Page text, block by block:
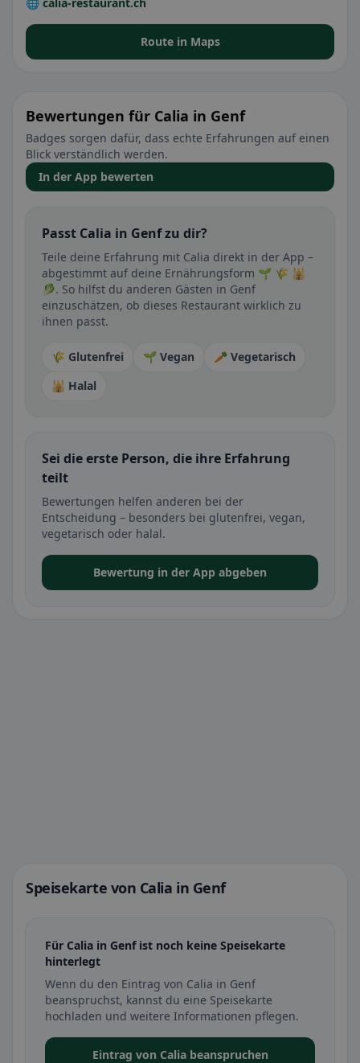
Route in Maps
Bewertungen für Calia in Genf
Badges sorgen dafür, dass echte Erfahrungen auf einen
Blick verständlich werden.
In der App bewerten
Passt Calia in Genf zu dir?
Teile deine Erfahrung mit Calia direkt in der App –
abgestimmt auf deine Ernährungsform 🌱 🌾 🕌
🥬. So hilfst du anderen Gästen in Genf
einzuschätzen, ob dieses Restaurant wirklich zu
ihnen passt.
🌾 Glutenfrei 🌱 Vegan
🥕 Vegetarisch
🕌 Halal
Sei die erste Person, die ihre Erfahrung
teilt
Bewertungen helfen anderen bei der
Entscheidung – besonders bei glutenfrei, vegan,
vegetarisch oder halal.
Bewertung in der App abgeben
Speisekarte von Calia in Genf
Für Calia in Genf ist noch keine Speisekarte
hinterlegt
Wenn du den Eintrag von Calia in Genf
beanspruchst, kannst du eine Speisekarte
hochladen und weitere Informationen pflegen.
Eintrag von Calia beanspruchen